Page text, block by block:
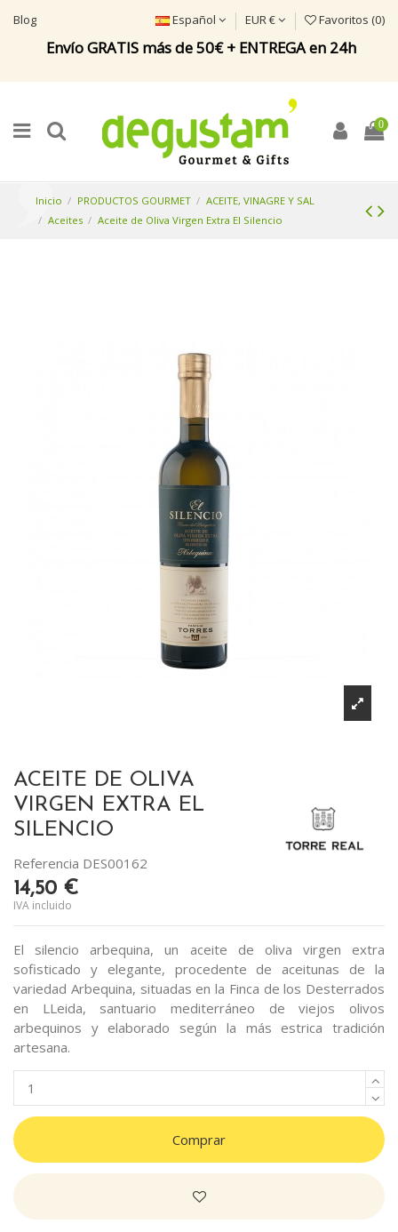
Blog
Envío GRATIS más de 50€ + ENTREGA en 24h
Español EUR € Favoritos (0)
0
Inicio PRODUCTOS GOURMET
ACEITE, VINAGRE Y SAL
Aceites
Aceite de Oliva Virgen Extra El Silencio
ACEITE DE OLIVA
VIRGEN EXTRA EL
SILENCIO
Referencia DES00162
14,50 €
IVA incluido
El silencio arbequina, un aceite de oliva virgen extra
sofisticado y elegante, procedente de aceitunas de la
variedad Arbequina, situadas en la Finca de los Desterrados
en LLeida, santuario mediterráneo de viejos olivos
arbequinos y elaborado según la más estrica tradición
artesana.
Comprar